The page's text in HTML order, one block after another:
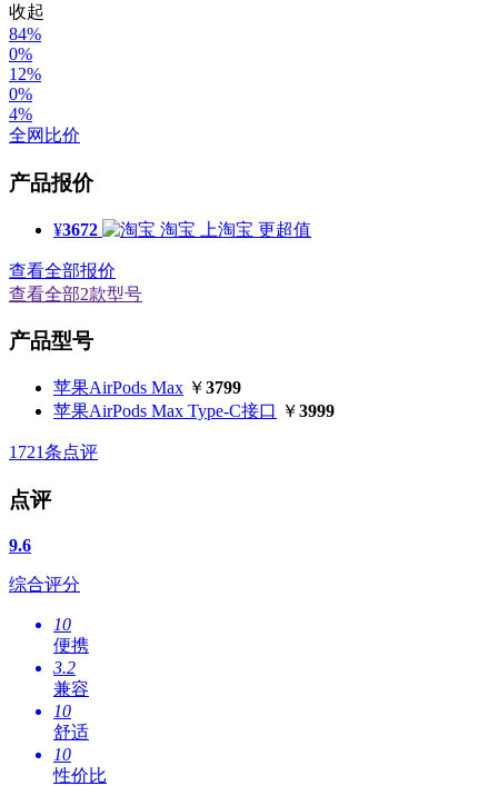
收起
84%
0%
12%
0%
4%
全网比价
产品报价
¥3672 淘宝 上淘宝 更超值
查看全部报价
查看全部2款型号
产品型号
苹果AirPods Max ￥3799
苹果AirPods Max Type-C接口 ￥3999
1721条点评
点评
9.6
综合评分
10
便携
3.2
兼容
10
舒适
10
性价比